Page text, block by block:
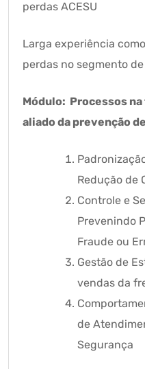
perdas ACESU
Larga experiência
perdas no segmento
Módulo: Processos
aliado da prevenção
Redução de
Controle e
Prevenindo
Fraude ou
Gestão de
vendas da
de
Segurança